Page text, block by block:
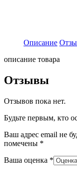
Описание
описание товара
Отзывы
Отзывов пока нет.
Будьте первым, кто
Ваш адрес email не
помечены *
Ваша оценка *